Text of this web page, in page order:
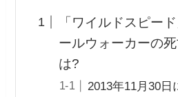
「ワイルドスピー
ールウォーカーの
は?
2013年11月30日